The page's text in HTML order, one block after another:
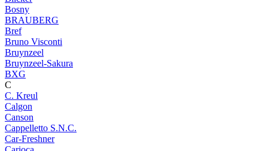
Bosny
BRAUBERG
Bref
Bruno Visconti
Bruynzeel
Bruynzeel-Sakura
BXG
C
C. Kreul
Calgon
Canson
Cappelletto S.N.C.
Car-Freshner